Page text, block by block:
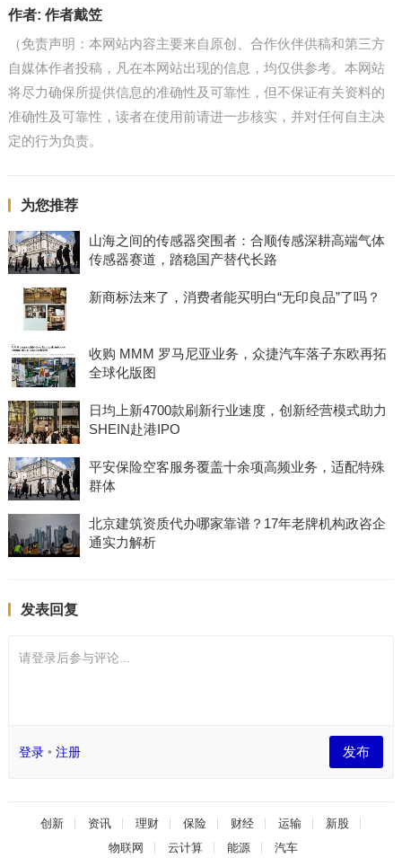
作者: 作者戴笠
（免责声明：本网站内容主要来自原创、合作伙伴供稿和第三方
自媒体作者投稿，凡在本网站出现的信息，均仅供参考。本网站
将尽力确保所提供信息的准确性及可靠性，但不保证有关资料的
准确性及可靠性，读者在使用前请进一步核实，并对任何自主决
定的行为负责。
为您推荐
山海之间的传感器突围者：合顺传感深耕高端气体
传感器赛道，踏稳国产替代长路
新商标法来了，消费者能买明白“无印良品”了吗？
收购 MMM 罗马尼亚业务，众捷汽车落子东欧再拓
全球化版图
日均上新4700款刷新行业速度，创新经营模式助力
SHEIN赴港IPO
平安保险空客服务覆盖十余项高频业务，适配特殊
群体
北京建筑资质代办哪家靠谱？17年老牌机构政咨企
通实力解析
发表回复
请登录后参与评论...
登录• 注册 发布
创新 资讯 理财 保险 财经 运输
新股
物联网
云计算 能源 汽车